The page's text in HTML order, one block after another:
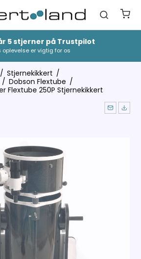
5 stjerner på Trustpilot
oplevelse er vigtig for os
/ Stjernekikkert /
/ Dobson Flextube /
Flextube 250P Stjernekikkert